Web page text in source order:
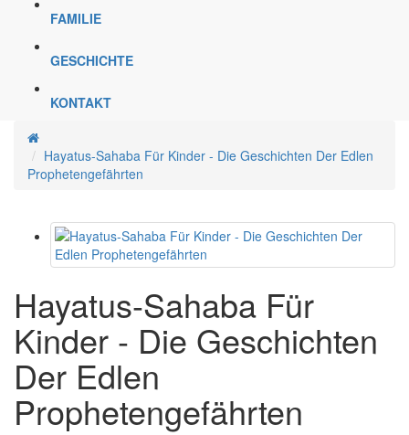
FAMILIE
GESCHICHTE
KONTAKT
Hayatus-Sahaba Für Kinder - Die Geschichten Der Edlen
Prophetengefährten
Hayatus-Sahaba Für
Kinder - Die Geschichten
Der Edlen
Prophetengefährten